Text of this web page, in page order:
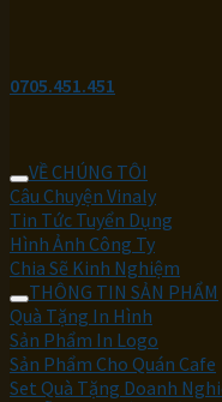
0705.451.451
VỀ CHÚNG TÔI
Câu Chuyện Vinaly
Tin Tức Tuyển Dụng
Hình Ảnh Công Ty
Chia Sẽ Kinh Nghiệm
THÔNG TIN SẢN PHẨM
Quà Tặng In Hình
Sản Phẩm In Logo
Sản Phẩm Cho Quán Cafe
Set Quà Tặng Doanh